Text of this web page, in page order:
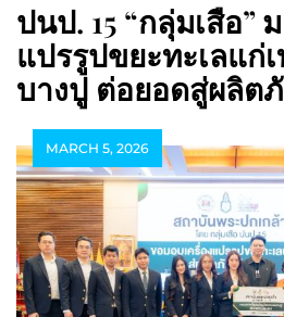
ปนป. 15 “กลุ่มเสือ”
แปรรูปขยะทะเลแก่
บางปู ต่อยอดสู่ผลิ
MARCH 5, 2026